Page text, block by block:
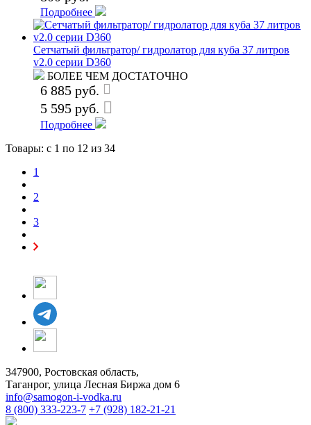
Подробнее
Сетчатый фильтратор/ гидролатор для куба 37 литров
v2.0 серии D360
БОЛЕЕ ЧЕМ ДОСТАТОЧНО
6 885 руб.
5 595 руб.
Подробнее
Товары: с 1 по 12 из 34
1
2
3
347900, Ростовская область,
Таганрог, улица Лесная Биржа дом 6
info@samogon-i-vodka.ru
8 (800) 333-223-7 +7 (928) 182-21-21